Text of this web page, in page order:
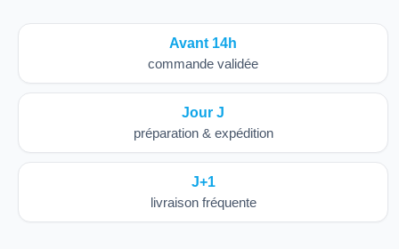
Avant 14h
commande validée
Jour J
préparation & expédition
J+1
livraison fréquente